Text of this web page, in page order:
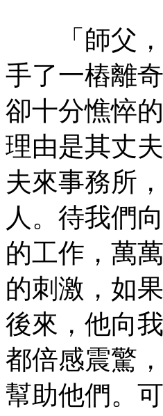
「師父，
手了一樁離
卻十分憔悴
理由是其丈
夫來事務所
人。待我們
的工作，萬
的刺激，如
後來，他向
都倍感震驚
幫助他們。